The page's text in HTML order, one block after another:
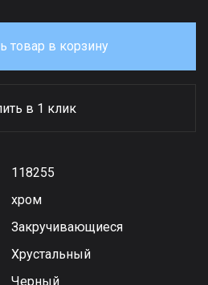
товар в корзину
в 1 клик
118255
хром
Закручивающиеся
Хрустальный
Черный